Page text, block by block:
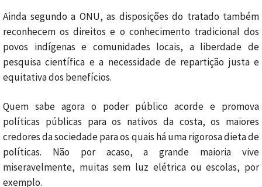
Ainda segundo a ONU, as disposições do tratado também
reconhecem os direitos e o conhecimento tradicional dos
povos indígenas e comunidades locais, a liberdade de
pesquisa científica e a necessidade de repartição justa e
equitativa dos benefícios.
Quem sabe agora o poder público acorde e promova
políticas públicas para os nativos da costa, os maiores
credores da sociedade para os quais há uma rigorosa dieta de
políticas. Não por acaso, a grande maioria vive
miseravelmente, muitas sem luz elétrica ou escolas, por
exemplo.